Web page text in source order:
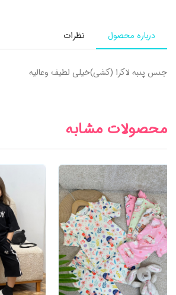
درباره محصول نظرات
جنس پنبه لاکرا (کشی)خیلی لطیف وعالیه
محصولات مشابه